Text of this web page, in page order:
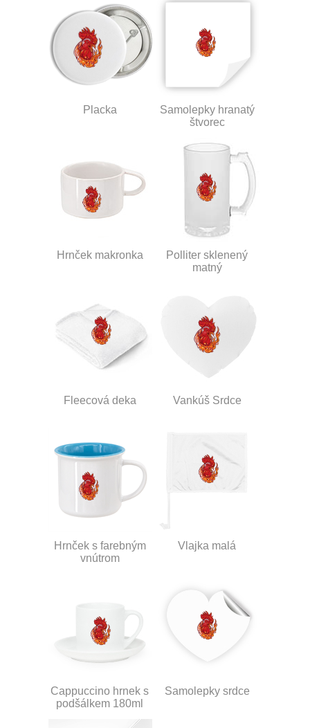
Placka
Samolepky hranatý
štvorec
Hrnček makronka
Polliter sklenený
matný
Fleecová deka Vankúš Srdce
Hrnček s farebným
vnútrom
Vlajka malá
Cappuccino hrnek s
podšálkem 180ml
Samolepky srdce